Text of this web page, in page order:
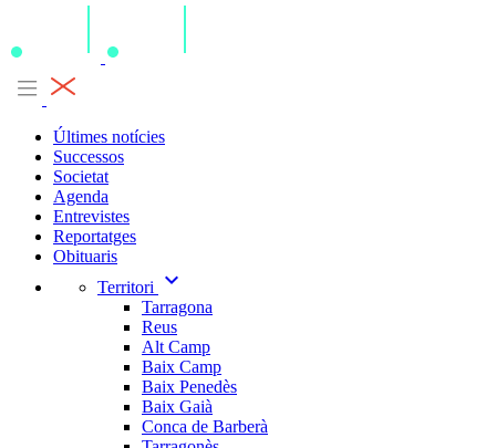
Últimes notícies
Successos
Societat
Agenda
Entrevistes
Reportatges
Obituaris
Territori
expand_more
Tarragona
Reus
Alt Camp
Baix Camp
Baix Penedès
Baix Gaià
Conca de Barberà